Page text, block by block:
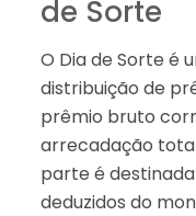
de Sorte
O Dia de Sorte é
distribuição de
prêmio bruto
arrecadação
parte é
deduzidos do